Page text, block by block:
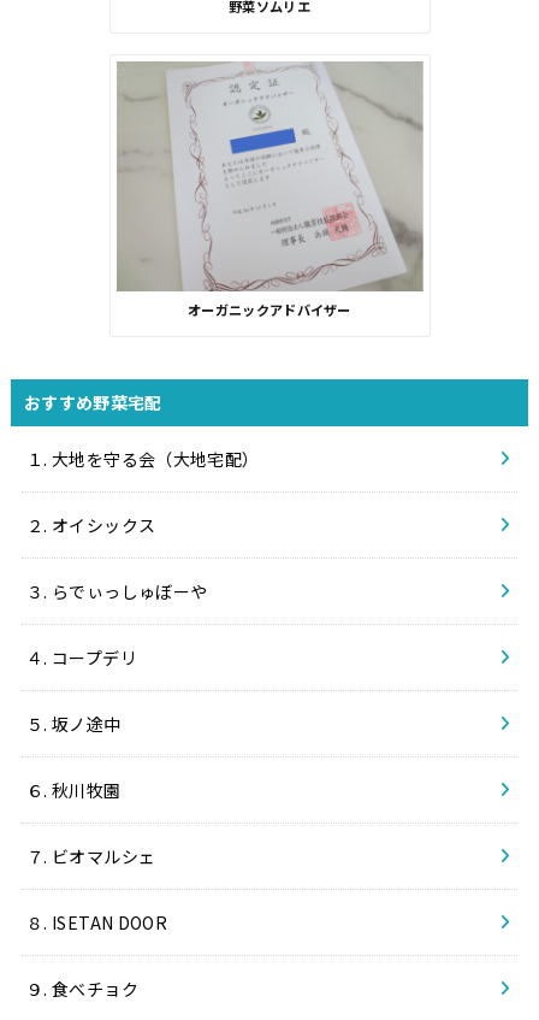
野菜ソムリエ
オーガニックアドバイザー
おすすめ野菜宅配
１. 大地を守る会（大地宅配）
２. オイシックス
３. らでぃっしゅぼーや
４. コープデリ
５. 坂ノ途中
６. 秋川牧園
７. ビオマルシェ
８. ISETAN DOOR
９. 食べチョク